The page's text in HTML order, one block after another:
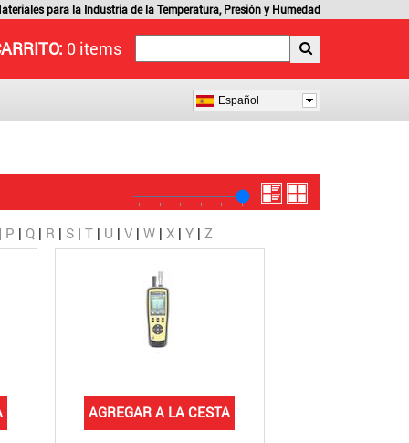
para la Industria de la Temperatura, Presión y Humedad
0 items
Español
P | Q | R | S | T | U | V | W | X | Y | Z
AGREGAR A LA CESTA